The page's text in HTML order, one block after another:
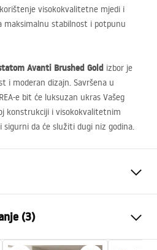
visokokvalitetne mjedi i
maksimalnu stabilnost i potpunu
Avanti Brushed Gold izbor je
i moderan dizajn. Savršena u
REA-e bit će luksuzan ukras Vašeg
konstrukciji i visokokvalitetnim
da će služiti dugi niz godina.
Mjed, ABS
Termostatska
(3)